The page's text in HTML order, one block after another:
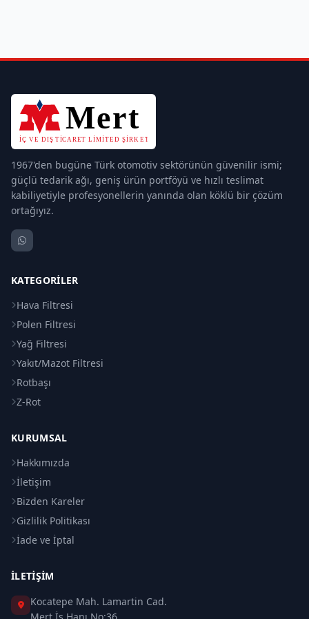
1967'den bugüne Türk otomotiv sektörünün güvenilir ismi;
güçlü tedarik ağı, geniş ürün portföyü ve hızlı teslimat
kabiliyetiyle profesyonellerin yanında olan köklü bir çözüm
ortağıyız.
KATEGORILER
Hava Filtresi
Polen Filtresi
Yağ Filtresi
Yakıt/Mazot Filtresi
Rotbaşı
Z-Rot
KURUMSAL
Hakkımızda
İletişim
Bizden Kareler
Gizlilik Politikası
İade ve İptal
İLETIŞIM
Kocatepe Mah. Lamartin Cad.